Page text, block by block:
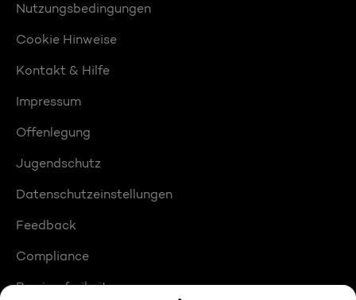
Nutzungsbedingungen
Cookie Hinweise
Kontakt & Hilfe
Impressum
Offenlegung
Jugendschutz
Datenschutzeinstellungen
Feedback
Compliance
Barrierefreiheit